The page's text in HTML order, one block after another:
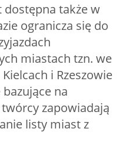
dostępna także w
ogranicza się do
miastach tzn. we
i Rzeszowie
na
zapowiadają
listy miast z